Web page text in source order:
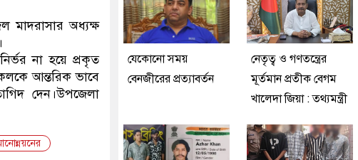
মাদরাসার অধ্যক্ষ
না হয়ে প্রকৃত
আন্তরিক ভাবে
দেন।উপজেলা
যেকোনো সময়
বেনজীরের প্রত্যাবর্তন
নেতৃত্ব ও গণতন্ত্রের
মূর্তমান প্রতীক বেগম
খালেদা জিয়া : তথ্যমন্ত্রী